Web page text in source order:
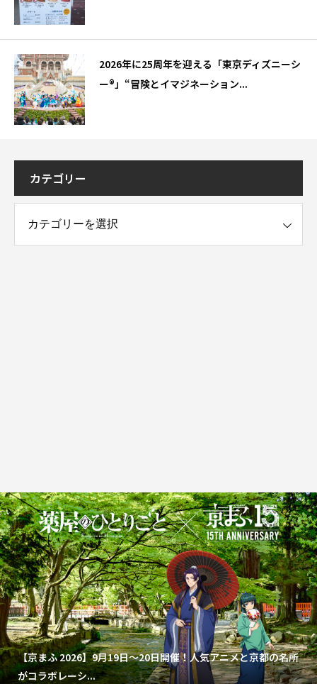
2026年に25周年を迎える「東京ディズニーシ
ー®」“冒険とイマジネーション...
カテゴリー
【京まふ 2026】9月19日～20日開催！人気アニメと京都の名所
がコラボレーシ...